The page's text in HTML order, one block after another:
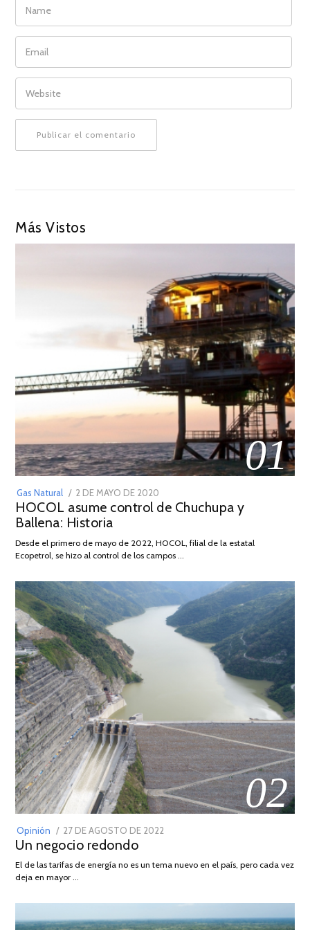
EMAIL
WEBSITE
Más Vistos
01
Gas Natural
POSTED
ON
2 DE MAYO DE 2020
DE
2026
HOCOL asume control de Chuchupa y
Ballena: Historia
Desde el primero de mayo de 2022, HOCOL, filial de la estatal
Ecopetrol, se hizo al control de los campos …
02
Opinión
POSTED
ON
27 DE AGOSTO DE 2022
Un negocio redondo
El de las tarifas de energía no es un tema nuevo en el país, pero cada vez
deja en mayor …